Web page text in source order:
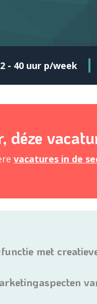
- 40 uur p/week
déze
vacatures in de
met